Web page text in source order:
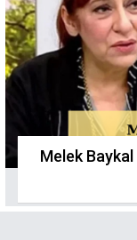
Melek Baykal